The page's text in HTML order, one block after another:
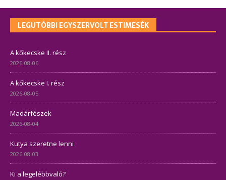
LEGUTÓBBI EGYSZERVOLT ESTIMESÉK
A kőkecske II. rész
2026-08-06
A kőkecske I. rész
2026-08-05
Madárfészek
2026-08-04
Kutya szeretne lenni
2026-08-03
Ki a legelébbvaló?